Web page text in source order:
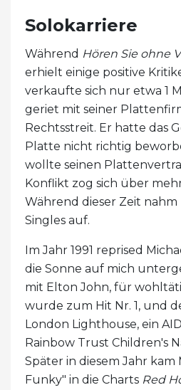
Solokarriere
Während Hören Sie ohne
erhielt einige positive
verkaufte sich nur etwa 1
geriet mit seiner
Rechtsstreit. Er hatte das
Platte nicht richtig
wollte seinen
Konflikt zog sich über
Während dieser Zeit
Singles auf.
Im Jahr 1991 reprised
die Sonne auf mich
mit Elton John, für
wurde zum Hit Nr. 1, und
London Lighthouse, ein
Rainbow Trust Children's
Später in diesem Jahr kam
Funky" in die Charts Red